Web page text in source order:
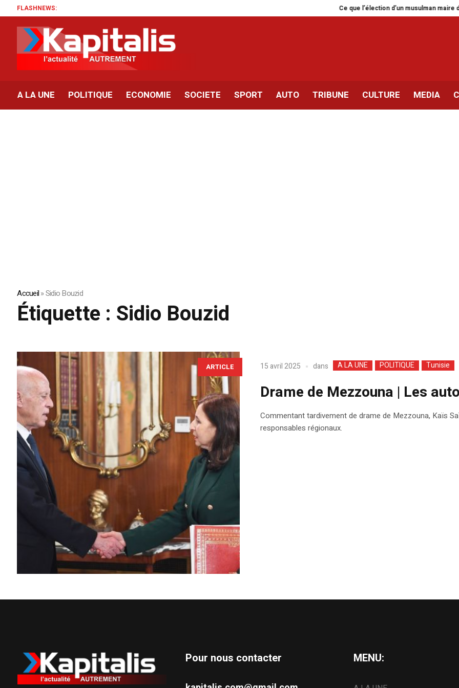
FLASHNEWS: Ce que l’élection d’un musulman maire de
A LA UNE POLITIQUE ECONOMIE SOCIETE SPORT AUTO TRIBUNE CULTURE MEDIA
Accueil»Sidio Bouzid
Étiquette : Sidio Bouzid
ARTICLE 15 avril 2025 dans A LA UNE POLITIQUE Tunisie
Drame de Mezzouna | Les
Commentant tardivement de drame de Mezzouna, Kaïs
responsables régionaux.
Pour nous contacter MENU: